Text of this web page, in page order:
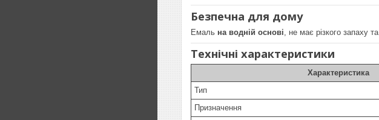
Безпечна для дому
Емаль на водній основі , не має різкого запаху
Технічні характеристики
Характеристика
Тип
Призначення